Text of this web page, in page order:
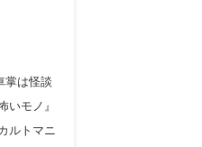
掌は怪談
いモノ』
ルトマニ